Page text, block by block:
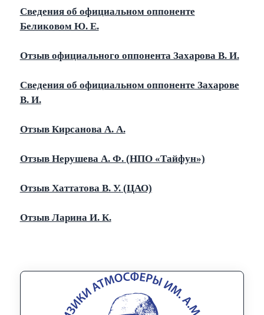
Сведения об официальном оппоненте
Беликовом Ю. Е.
Отзыв официального оппонента Захарова В. И.
Сведения об официальном оппоненте Захарове
В. И.
Отзыв Кирсанова А. А.
Отзыв Нерушева А. Ф. (НПО «Тайфун»)
Отзыв Хаттатова В. У. (ЦАО)
Отзыв Ларина И. К.